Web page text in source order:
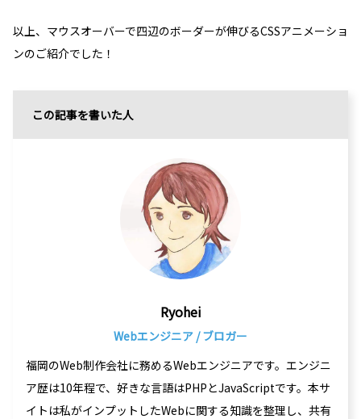
以上、マウスオーバーで四辺のボーダーが伸びるCSSアニメーショ
ンのご紹介でした！
この記事を書いた人
Ryohei
Webエンジニア / ブロガー
福岡のWeb制作会社に務めるWebエンジニアです。エンジニ
ア歴は10年程で、好きな言語はPHPとJavaScriptです。本サ
イトは私がインプットしたWebに関する知識を整理し、共有